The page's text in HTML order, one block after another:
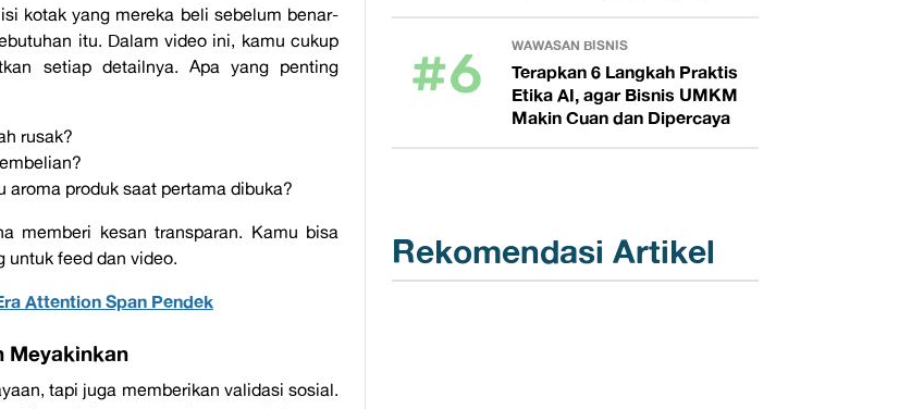
kotak yang mereka beli sebelum benar-
itu. Dalam video ini, kamu cukup
setiap detailnya. Apa yang penting
rusak?
aroma produk saat pertama dibuka?
memberi kesan transparan. Kamu bisa
untuk feed dan video.
Attention Span Pendek
Meyakinkan
tapi juga memberikan validasi sosial.
#6 WAWASAN BISNIS
Terapkan 6 Langkah Praktis
Etika AI, agar Bisnis UMKM
Makin Cuan dan Dipercaya
Rekomendasi Artikel